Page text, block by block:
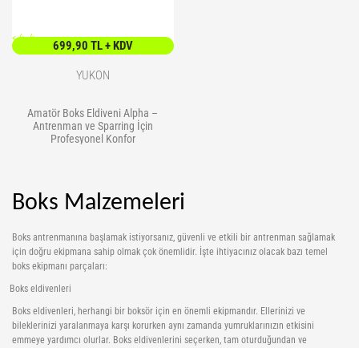
</> />
699,90 TL + KDV
YUKON
Amatör Boks Eldiveni Alpha –
Antrenman ve Sparring İçin
Profesyonel Konfor
Boks Malzemeleri
Boks antrenmanına başlamak istiyorsanız, güvenli ve etkili bir antrenman sağlamak
için doğru ekipmana sahip olmak çok önemlidir. İşte ihtiyacınız olacak bazı temel
boks ekipmanı parçaları:
Boks eldivenleri
Boks eldivenleri, herhangi bir boksör için en önemli ekipmandır. Ellerinizi ve
bileklerinizi yaralanmaya karşı korurken aynı zamanda yumruklarınızın etkisini
emmeye yardımcı olurlar. Boks eldivenlerini seçerken, tam oturduğundan ve